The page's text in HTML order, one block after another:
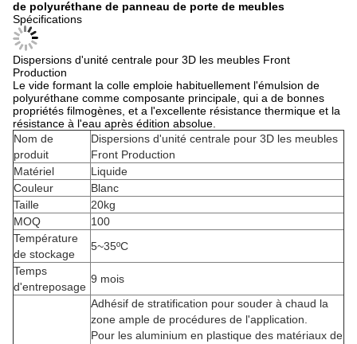
de polyuréthane de panneau de porte de meubles
Spécifications
Dispersions d'unité centrale pour 3D les meubles Front
Production
Le vide formant la colle emploie habituellement l'émulsion de
polyuréthane comme composante principale, qui a de bonnes
propriétés filmogènes, et a l'excellente résistance thermique et la
résistance à l'eau après édition absolue.
Nom de
produit
Dispersions d'unité centrale pour 3D les meubles
Front Production
Matériel
Liquide
Couleur
Blanc
Taille
20kg
MOQ
100
Température
de stockage
5~35ºC
Temps
d'entreposage
9 mois
Adhésif de stratification pour souder à chaud la
zone ample de procédures de l'application.
Pour les aluminium en plastique des matériaux de